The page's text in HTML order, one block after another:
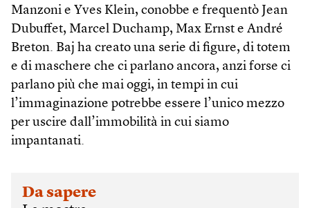
Manzoni e Yves Klein, conobbe e frequentò Jean
Dubuffet, Marcel Duchamp, Max Ernst e André
Breton. Baj ha creato una serie di figure, di totem
e di maschere che ci parlano ancora, anzi forse ci
parlano più che mai oggi, in tempi in cui
l’immaginazione potrebbe essere l’unico mezzo
per uscire dall’immobilità in cui siamo
impantanati.
Da sapere